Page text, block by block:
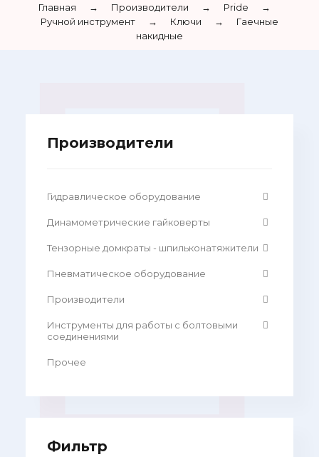
Главная → Производители → Pride
→
Ручной инструмент
→ Ключи →
Гаечные
накидные
Производители
Гидравлическое оборудование
Динамометрические гайковерты
Тензорные домкраты - шпильконатяжители
Пневматическое оборудование
Производители
Инструменты для работы с болтовыми
соединениями
Прочее
Фильтр